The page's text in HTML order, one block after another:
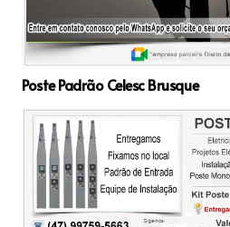
Poste Padrão Celesc Brusque